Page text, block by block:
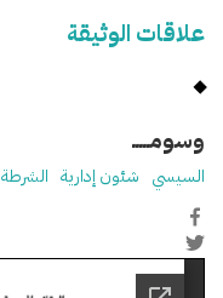
علاقات الوثيقة
وسومـــــ
السيسي شئون إدارية الشرطة